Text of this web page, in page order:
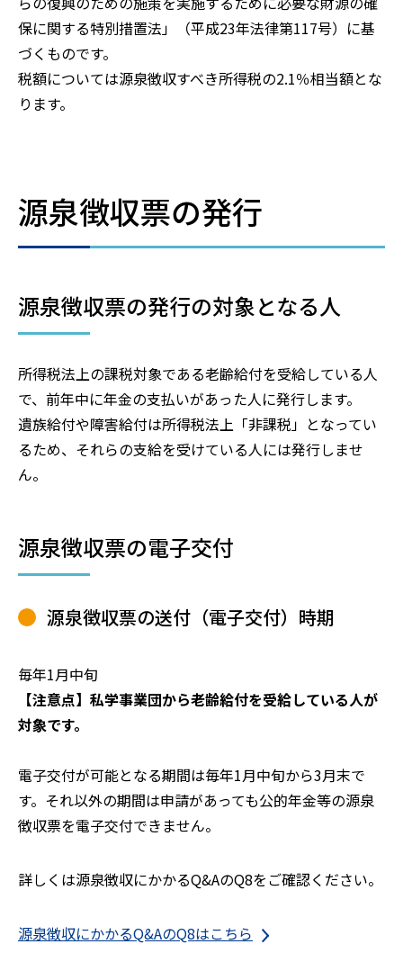
保に関する特別措置法」（平成23年法律第117号）に基
づくものです。
税額については源泉徴収すべき所得税の2.1％相当額とな
ります。
源泉徴収票の発行
源泉徴収票の発行の対象となる人
所得税法上の課税対象である老齢給付を受給している人
で、前年中に年金の支払いがあった人に発行します。
遺族給付や障害給付は所得税法上「非課税」となってい
るため、それらの支給を受けている人には発行しませ
ん。
源泉徴収票の電子交付
源泉徴収票の送付（電子交付）時期
毎年1月中旬
【注意点】私学事業団から老齢給付を受給している人が
対象です。
電子交付が可能となる期間は毎年1月中旬から3月末で
す。それ以外の期間は申請があっても公的年金等の源泉
徴収票を電子交付できません。
詳しくは源泉徴収にかかるQ&AのQ8をご確認ください。
源泉徴収にかかるQ&AのQ8はこちら